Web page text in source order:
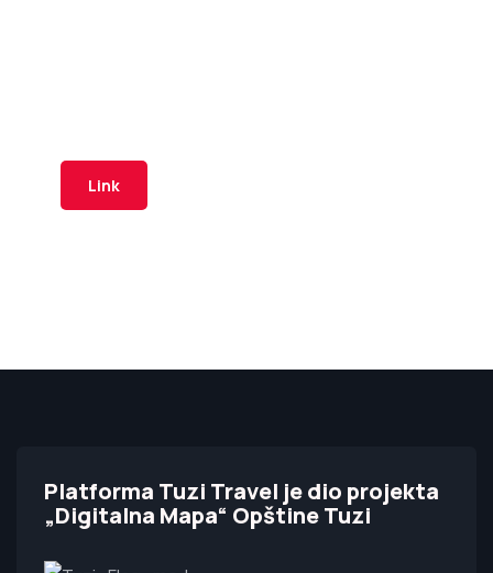
Link
Platforma Tuzi Travel je dio projekta
„Digitalna Mapa“ Opštine Tuzi